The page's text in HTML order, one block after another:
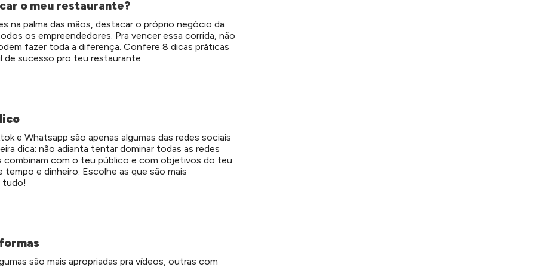
o meu restaurante?
na palma das mãos, destacar o próprio negócio da
os empreendedores. Pra vencer essa corrida, não
fazer toda a diferença. Confere 8 dicas práticas
de sucesso pro teu restaurante.
e Whatsapp são apenas algumas das redes sociais
dica: não adianta tentar dominar todas as redes
combinam com o teu público e com objetivos do teu
e dinheiro. Escolhe as que são mais
tudo!
são mais apropriadas pra vídeos, outras com